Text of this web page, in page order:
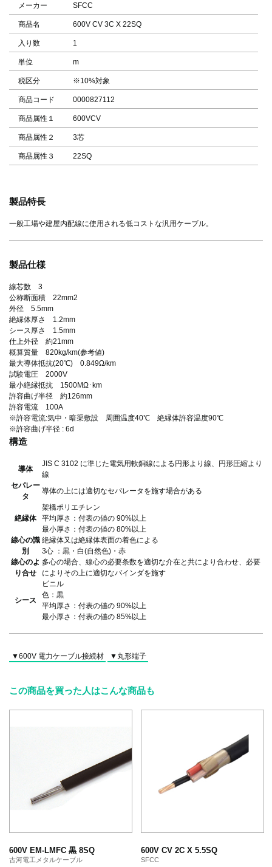
メーカー SFCC
商品名 600V CV 3C X 22SQ
入り数 1
単位 m
税区分 ※10%対象
商品コード 0000827112
商品属性１ 600VCV
商品属性２ 3芯
商品属性３ 22SQ
製品特長
一般工場や建屋内配線に使用される低コストな汎用ケーブル。
製品仕様
線芯数 3
公称断面積 22mm2
外径 5.5mm
絶縁体厚さ 1.2mm
シース厚さ 1.5mm
仕上外径 約21mm
概算質量 820kg/km(参考値)
最大導体抵抗(20℃) 0.849Ω/km
試験電圧 2000V
最小絶縁抵抗 1500MΩ･km
許容曲げ半径 約126mm
許容電流 100A
※許容電流:気中・暗渠敷設 周囲温度40℃ 絶縁体許容温度90℃
※許容曲げ半径 : 6d
構造
導体
JIS C 3102 に準じた電気用軟銅線による円形より線、円形圧縮より
線
セパレー
タ
導体の上には適切なセパレータを施す場合がある
絶縁体
架橋ポリエチレン
平均厚さ：付表の値の 90%以上
最小厚さ：付表の値の 80%以上
線心の識
別
絶縁体又は絶縁体表面の着色による
3心 ：黒・白(自然色)・赤
線心のよ
り合せ
多心の場合、線心の必要条数を適切な介在と共により合わせ、必要
によりその上に適切なバインダを施す
シース
ビニル
色：黒
平均厚さ：付表の値の 90%以上
最小厚さ：付表の値の 85%以上
▼600V 電力ケーブル接続材 ▼丸形端子
この商品を買った人はこんな商品も
600V EM-LMFC 黒 8SQ
古河電工メタルケーブル
600V CV 2C X 5.5SQ
SFCC